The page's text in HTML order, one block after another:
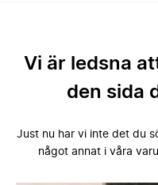
Vi är ledsna
den sida
Just nu har vi inte det du
något annat i våra